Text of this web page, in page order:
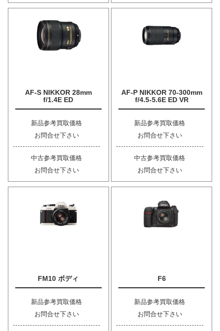
AF-S NIKKOR 28mm
f/1.4E ED
新品参考買取価格
お問合せ下さい
中古参考買取価格
お問合せ下さい
AF-P NIKKOR 70-300mm
f/4.5-5.6E ED VR
新品参考買取価格
お問合せ下さい
中古参考買取価格
お問合せ下さい
FM10 ボディ
新品参考買取価格
お問合せ下さい
F6
新品参考買取価格
お問合せ下さい